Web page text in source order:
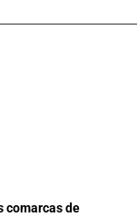
comarcas de